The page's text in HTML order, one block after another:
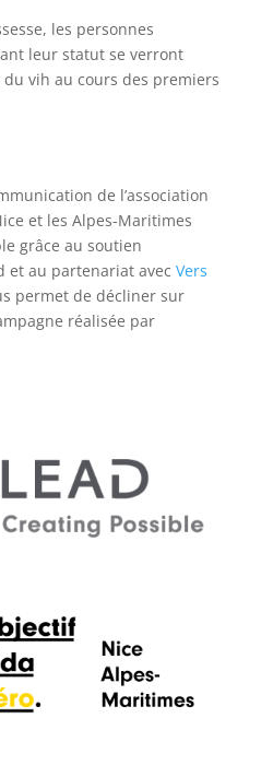
les personnes
leur statut se verront
vih au cours des premiers
de l’association
et les Alpes-Maritimes
grâce au soutien
et au partenariat avec Vers
permet de décliner sur
réalisée par